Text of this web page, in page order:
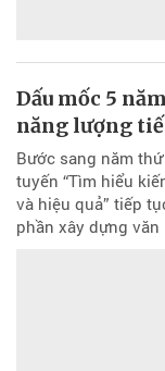
Dấu mốc 5
năng lượng
Bước sang năm
tuyến “Tìm hiểu
và hiệu quả” tiếp
phần xây dựng